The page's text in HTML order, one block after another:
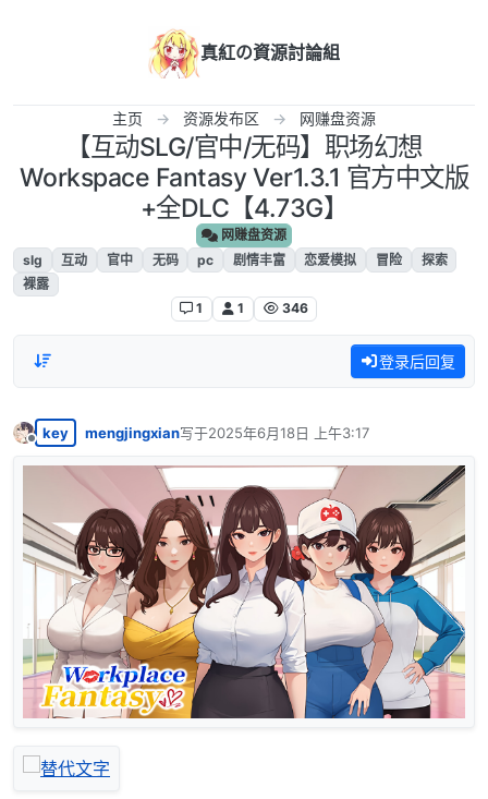
真紅の資源討論組
主页 资源发布区 网赚盘资源
【互动SLG/官中/无码】职场幻想
Workspace Fantasy Ver1.3.1 官方中文版
+全DLC【4.73G】
网赚盘资源
slg
互动 官中 无码 pc 剧情丰富 恋爱模拟 冒险
探索
裸露
1
1 346
登录后回复
离线
key mengjingxian写于2025年6月18日 上午3:17
最后由 编辑